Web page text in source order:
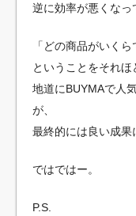
逆に効率が悪くなっ
「どの商品がいく
ということをそれほ
地道にBUYMAで人
が、
最終的には良い成果
ではではー。
P.S.